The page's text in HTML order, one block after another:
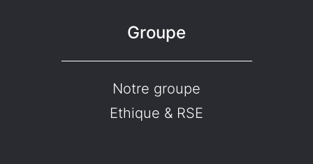
Groupe
Notre groupe
Ethique & RSE